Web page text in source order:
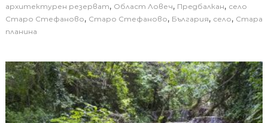
архитектурен резерват, Област Ловеч, Предбалкан, село
Старо Стефаново, Старо Стефаново, България, село, Стара
планина